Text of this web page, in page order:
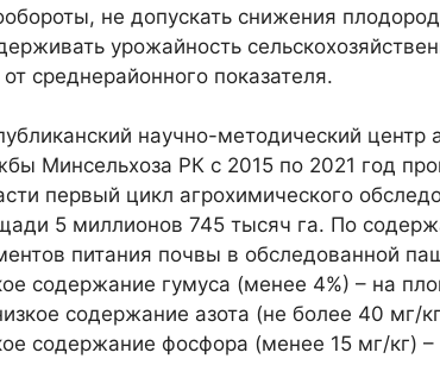
не допускать снижения
урожайность
от среднерайонного показателя.
научно-ме­тодический центр
Минсельхоза РК с 2015 по 2021 год
первый цикл агрохимического
5 миллионов 745 тысяч га. По
питания почвы в обследованной
содержание гумуса (менее 4%) – на
содержание азота (не бо­лее 40 мг/
содержание фос­фора (менее 15 мг/кг)